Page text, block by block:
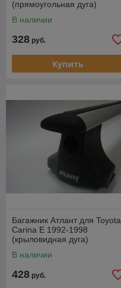
(прямоугольная дуга)
В наличии
328 руб.
Купить
Багажник Атлант для Toyota
Carina E 1992-1998
(крыловидная дуга)
В наличии
428 руб.